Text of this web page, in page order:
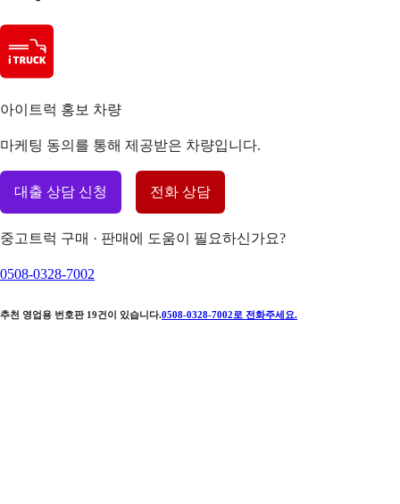
아이트럭 홍보 차량
마케팅 동의를 통해 제공받은 차량입니다.
대출 상담 신청 전화 상담
중고트럭 구매 · 판매에 도움이 필요하신가요?
0508-0328-7002
추천 영업용 번호판 19건이 있습니다.0508-0328-7002 로 전화주세요.